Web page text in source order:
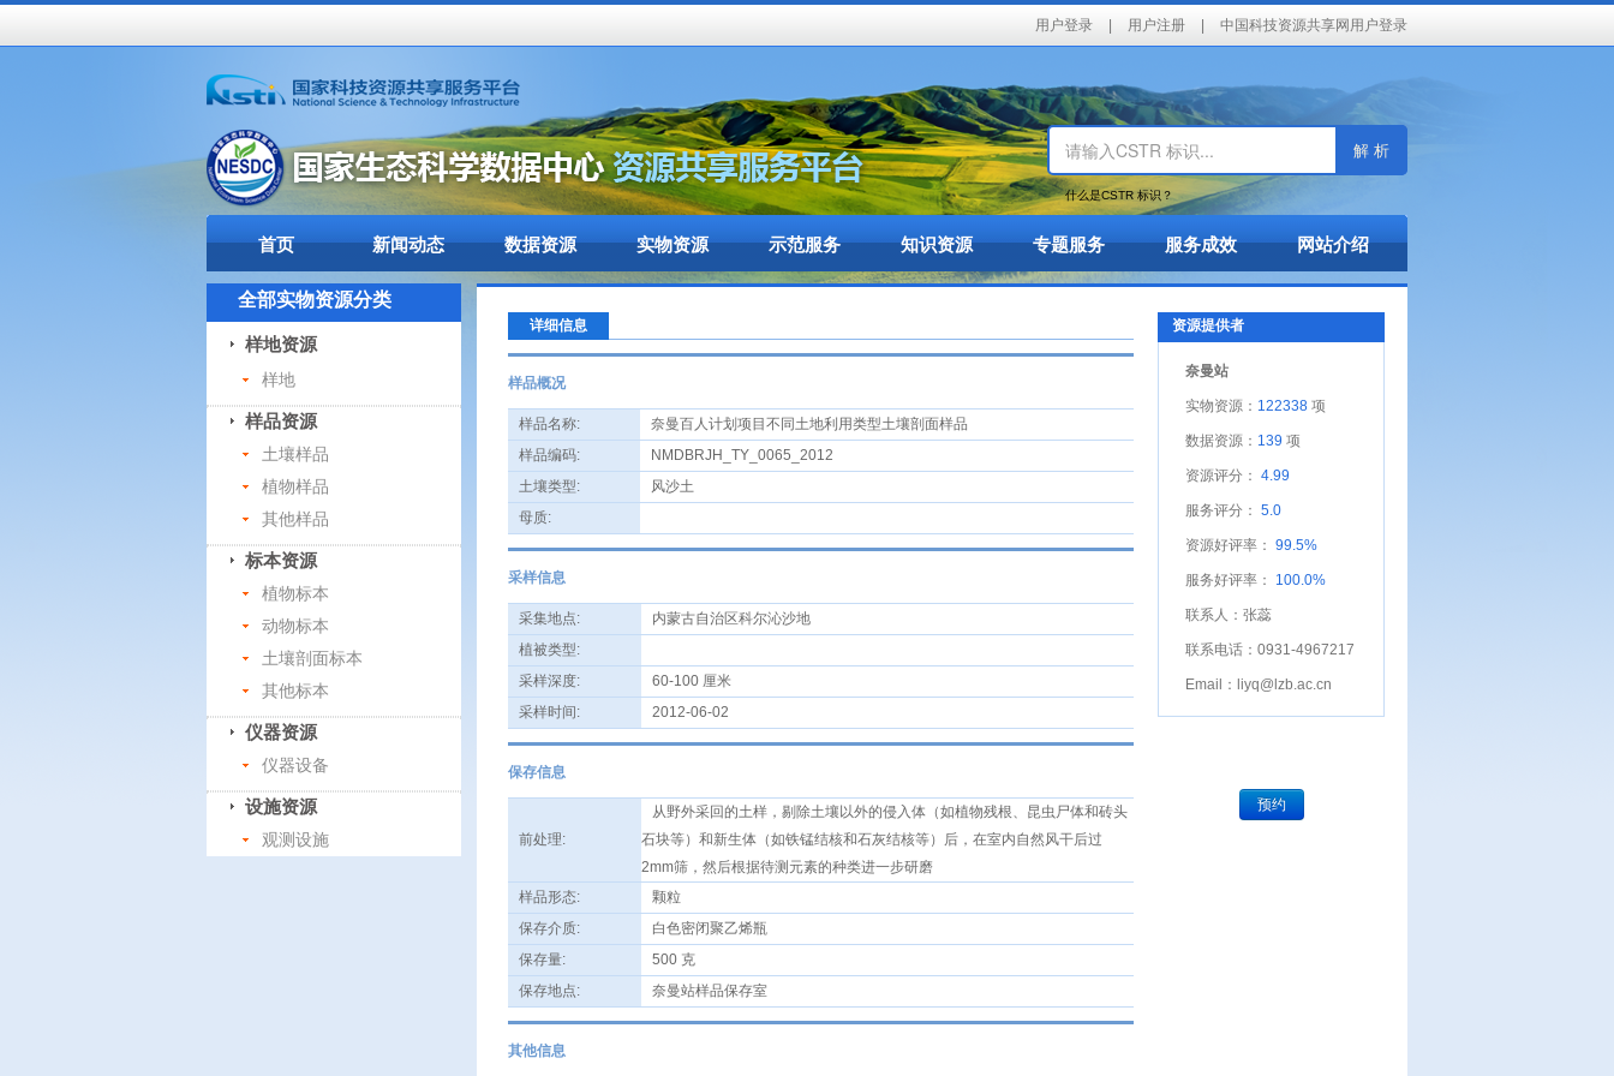
用户登录 用户注册 中国科技资源共享网用户登录
解 析
什么是CSTR 标识？
首页 新闻动态 数据资源 实物资源 示范服务 知识资源 专题服务 服务成效 网站介绍
全部实物资源分类
样地资源
样地
样品资源
土壤样品
植物样品
其他样品
标本资源
植物标本
动物标本
土壤剖面标本
其他标本
仪器资源
仪器设备
设施资源
观测设施
详细信息
样品概况
样品名称:
奈曼百人计划项目不同土地利用类型土壤剖面样品
样品编码:
NMDBRJH_TY_0065_2012
土壤类型:
风沙土
母质:
采样信息
采集地点:
内蒙古自治区科尔沁沙地
植被类型:
采样深度:
60-100 厘米
采样时间:
2012-06-02
保存信息
前处理:
从野外采回的土样，剔除土壤以外的侵入体（如植物残根、昆虫尸体和砖头
石块等）和新生体（如铁锰结核和石灰结核等）后，在室内自然风干后过
2mm筛，然后根据待测元素的种类进一步研磨
样品形态:
颗粒
保存介质:
白色密闭聚乙烯瓶
保存量:
500 克
保存地点:
奈曼站样品保存室
其他信息
资源提供者
奈曼站
实物资源： 122338 项
数据资源： 139 项
资源评分： 4.99
服务评分： 5.0
资源好评率： 99.5%
服务好评率： 100.0%
联系人：张蕊
联系电话：0931-4967217
Email：liyq@lzb.ac.cn
预约